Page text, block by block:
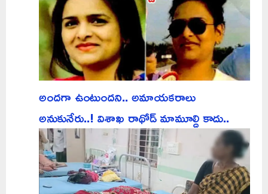
అందగా ఉంటుందని.. అమాయకరాలు
అనుకునేరు..! విశాఖ రాథోడ్ మామూల్ది కాదు..